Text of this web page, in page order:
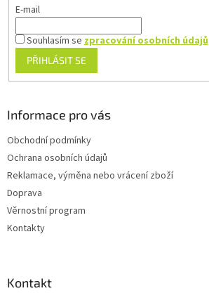
E-mail
Souhlasím sezpracování osobních údajů
PŘIHLÁSIT SE
Informace pro vás
Obchodní podmínky
Ochrana osobních údajů
Reklamace, výměna nebo vrácení zboží
Doprava
Věrnostní program
Kontakty
Kontakt